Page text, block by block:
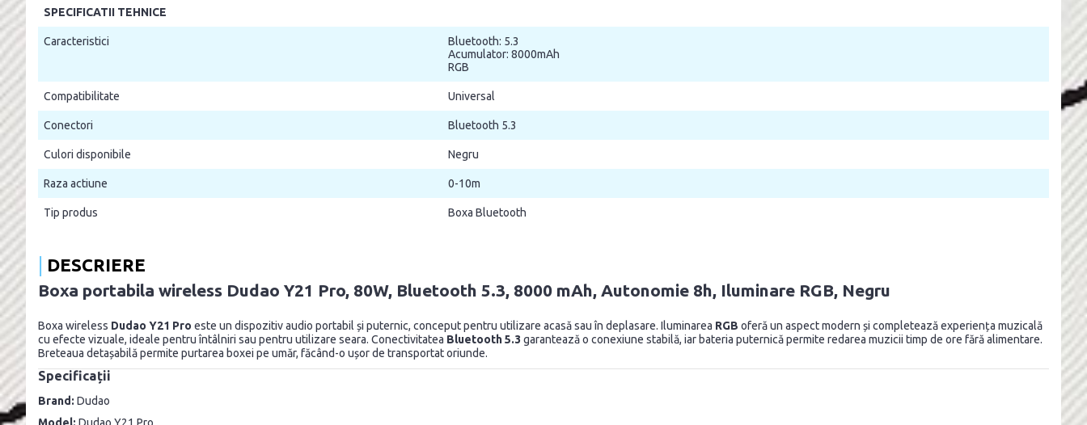
SPECIFICATII TEHNICE
Caracteristici
Bluetooth: 5.3
Acumulator: 8000mAh
RGB
Compatibilitate Universal
Conectori Bluetooth 5.3
Culori disponibile Negru
Raza actiune 0-10m
Tip produs Boxa Bluetooth
DESCRIERE
Boxa portabila wireless Dudao Y21 Pro, 80W, Bluetooth 5.3, 8000 mAh, Autonomie 8h, Iluminare RGB, Negru
Boxa wireless Dudao Y21 Pro este un dispozitiv audio portabil și puternic, conceput pentru utilizare acasă sau în deplasare. Iluminarea RGB oferă un aspect modern și completează experiența muzicală
cu efecte vizuale, ideale pentru întâlniri sau pentru utilizare seara. Conectivitatea Bluetooth 5.3 garantează o conexiune stabilă, iar bateria puternică permite redarea muzicii timp de ore fără alimentare.
Breteaua detașabilă permite purtarea boxei pe umăr, făcând-o ușor de transportat oriunde.
Specificații
Brand: Dudao
Model: Dudao Y21 Pro